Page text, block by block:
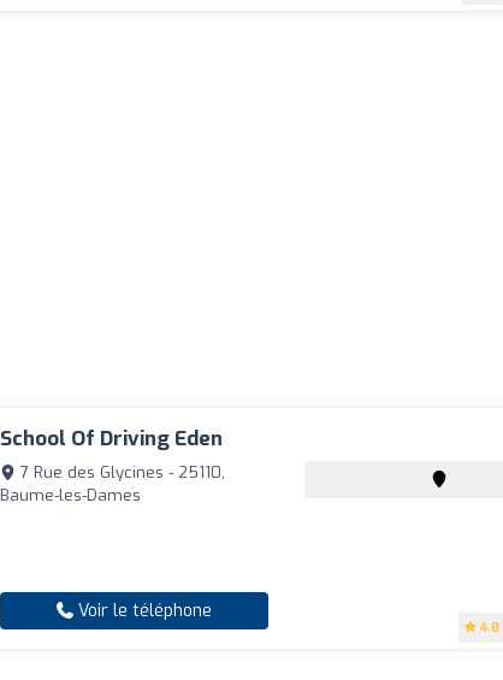
School Of Driving Eden
4.8
7 Rue des Glycines - 25110,
Baume-les-Dames
Voir le téléphone